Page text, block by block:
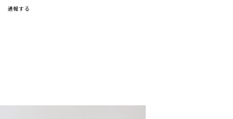
通報する